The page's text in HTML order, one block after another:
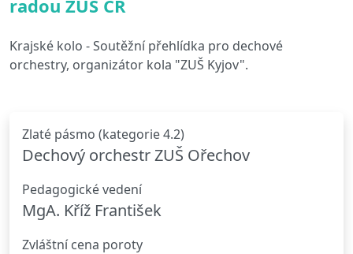
radou ZUŠ ČR
Krajské kolo - Soutěžní přehlídka pro dechové
orchestry, organizátor kola "ZUŠ Kyjov".
Zlaté pásmo (kategorie 4.2)
Dechový orchestr ZUŠ Ořechov
Pedagogické vedení
MgA. Kříž František
Zvláštní cena poroty